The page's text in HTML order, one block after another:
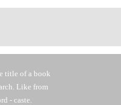
title of a book
Like from
- caste.